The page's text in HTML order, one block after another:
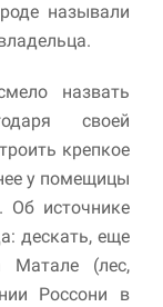
называли
назвать
своей
крепкое
у помещицы
Об источнике
дескать, еще
(лес,
Россони в